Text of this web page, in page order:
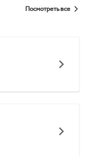
Посмотреть все